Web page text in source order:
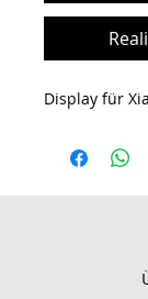
Display für